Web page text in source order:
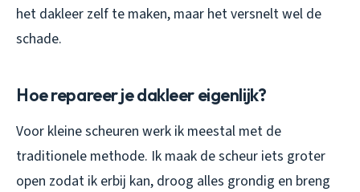
het dakleer zelf te maken, maar het versnelt wel de
schade.
Hoe repareer je dakleer eigenlijk?
Voor kleine scheuren werk ik meestal met de
traditionele methode. Ik maak de scheur iets groter
open zodat ik erbij kan, droog alles grondig en breng